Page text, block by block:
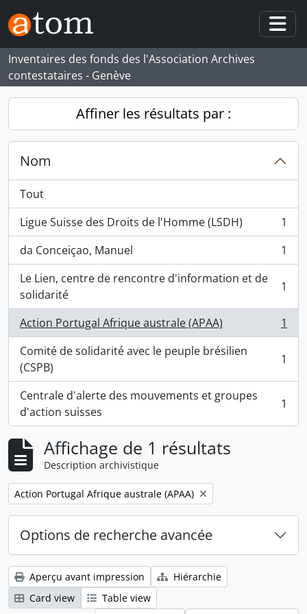
Skip to main content
Inventaires des fonds des l'Association Archives
contestataires - Genève
Affiner les résultats par :
Nom
Tout
Ligue Suisse des Droits de l'Homme (LSDH)
, 1 résultats
1
da Conceiçao, Manuel
, 1 résultats
1
Le Lien, centre de rencontre d'information et de
solidarité
, 1 résultats 1
Action Portugal Afrique australe (APAA)
, 1 résultats
1
Comité de solidarité avec le peuple brésilien
(CSPB)
, 1 résultats 1
Centrale d'alerte des mouvements et groupes
d'action suisses
, 1 résultats 1
Affichage de 1 résultats
Description archivistique
Remove filter:
Action Portugal Afrique australe (APAA)
Options de recherche avancée
Aperçu avant impression
Hiérarchie
Card view
Table view